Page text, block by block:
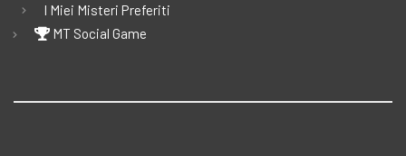
I Miei Misteri Preferiti
MT Social Game